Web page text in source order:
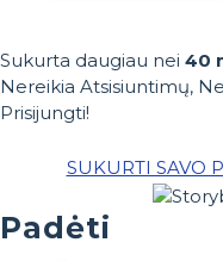
Sukurta daugiau nei 40
Nereikia Atsisiuntimų,
Prisijungti!
SUKURTI SAVO
Padėti